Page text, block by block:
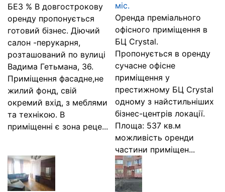
БЕЗ % В довгострокову
оренду пропонується
готовий бізнес. Діючий
салон -перукарня,
розташований по вулиці
Вадима Гетьмана, 36.
Приміщення фасадне,не
жилий фонд, свій
окремий вхід, з меблями
та технікою. В
приміщенні є зона реце...
міс.
Оренда преміального
офісного приміщення в
БЦ Crystal.
Пропонується в оренду
сучасне офісне
приміщення у
престижному БЦ Crystal
одному з найстильніших
бізнес-центрів локації.
Площа: 537 кв.м
можливість оренди
частини приміщен...